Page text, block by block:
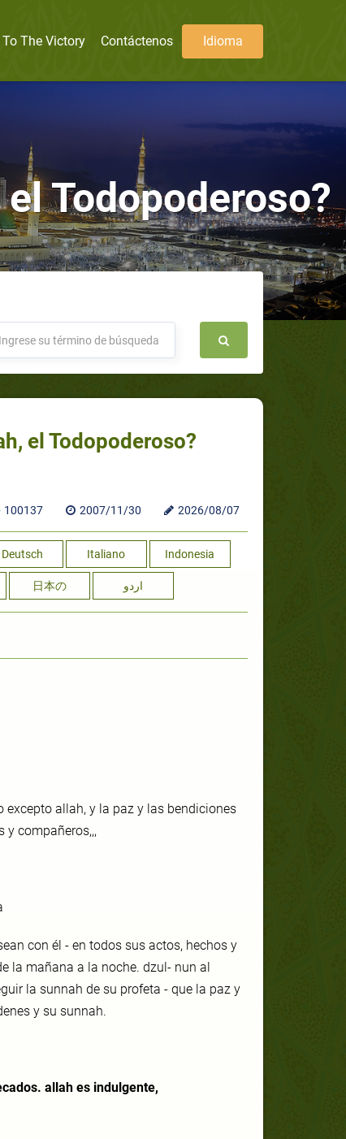
The Victory Contáctenos Idioma
Todopoderoso?
el Todopoderoso?
100137 2007/11/30 2026/08/07
Deutsch Italiano Indonesia
日本の اردو
allah, y la paz y las bendiciones
y compañeros,,,
con él - en todos sus actos, hechos y
la mañana a la noche. dzul- nun al
la sunnah de su profeta - que la paz y
y su sunnah.
allah es indulgente,